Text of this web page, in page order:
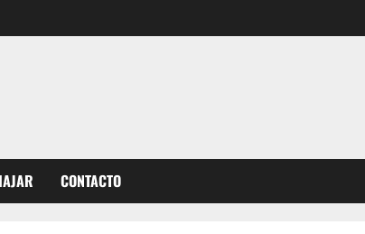
CONTACTO